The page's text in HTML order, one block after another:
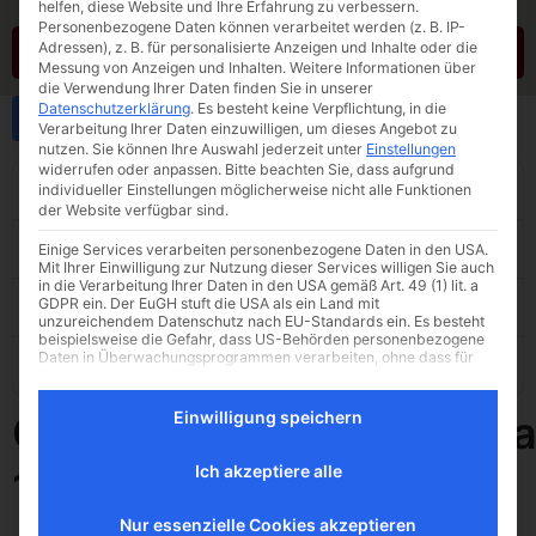
Kontakt
Download
Dateigröße 706.28 KB
Datei-Anzahl
Erstellungsdatum
Zuletzt aktualisiert 23. Mai 2025
1_0_mm_FEhS_2020
helfen, diese Website und Ihre Erfahrung zu verbessern.
Personenbezogene Daten können verarbeitet werden (z. B. IP-
Adressen), z. B. für personalisierte Anzeigen und Inhalte oder die
Messung von Anzeigen und Inhalten. Weitere Informationen über
die Verwendung Ihrer Daten finden Sie in unserer
Datenschutzerklärung. Es besteht keine Verpflichtung, in die
Verarbeitung Ihrer Daten einzuwilligen, um dieses Angebot zu
nutzen. Sie können Ihre Auswahl jederzeit unter Einstellungen
widerrufen oder anpassen. Bitte beachten Sie, dass aufgrund
individueller Einstellungen möglicherweise nicht alle Funktionen
der Website verfügbar sind.
Einige Services verarbeiten personenbezogene Daten in den USA.
Mit Ihrer Einwilligung zur Nutzung dieser Services willigen Sie auch
in die Verarbeitung Ihrer Daten in den USA gemäß Art. 49 (1) lit. a
GDPR ein. Der EuGH stuft die USA als ein Land mit
unzureichendem Datenschutz nach EU-Standards ein. Es besteht
beispielsweise die Gefahr, dass US-Behörden personenbezogene
Daten in Überwachungsprogrammen verarbeiten, ohne dass für
Es folgt eine Liste der Service-Gruppen, für die eine
und sind für die einwandfreie Funktion der Website
Externe Medien
Einwilligung speichern
Ich akzeptiere alle
Nur essenzielle Cookies akzeptieren